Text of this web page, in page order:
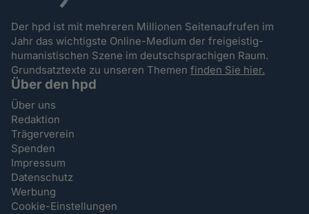
Der hpd ist mit mehreren Millionen Seitenaufrufen im
Jahr das wichtigste Online-Medium der freigeistig-
humanistischen Szene im deutschsprachigen Raum.
Grundsatztexte zu unseren Themenfinden Sie hier.
Über den hpd
Über uns
Redaktion
Trägerverein
Spenden
Impressum
Datenschutz
Werbung
Cookie-Einstellungen